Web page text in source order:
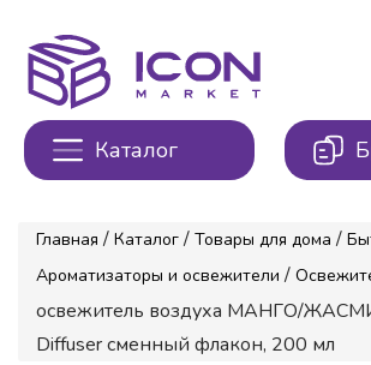
Каталог
Главная / Каталог / Товары для дома /
Ароматизаторы и освежители /
освежитель воздуха МАНГО/
Diffuser сменный флакон, 200 мл